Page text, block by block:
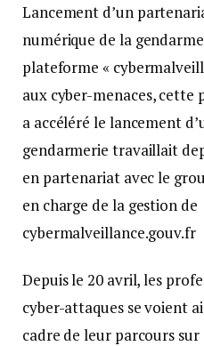
Lancement d’un
numérique de la
plateforme «
aux cyber-menaces, cette
a accéléré le lancement
gendarmerie travaillait
en partenariat avec le
en charge de la gestion de
cybermalveillance.gouv.fr
Depuis le 20 avril, les
cyber-attaques se voient
cadre de leur parcours